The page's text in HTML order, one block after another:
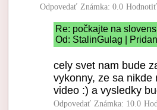
Odpovedať Známka: 0.0
Re: počkajte na
Od: StalinGulag |
cely svet nam bude
vykonny, ze sa nikde
video :) a vysledky
Odpovedať Známka: 10.0